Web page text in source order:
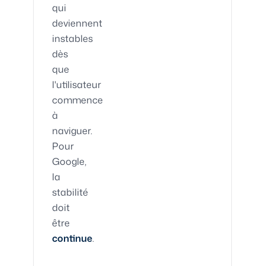
qui
deviennent
instables
dès
que
l'utilisateur
commence
à
naviguer.
Pour
Google,
la
stabilité
doit
être
continue.